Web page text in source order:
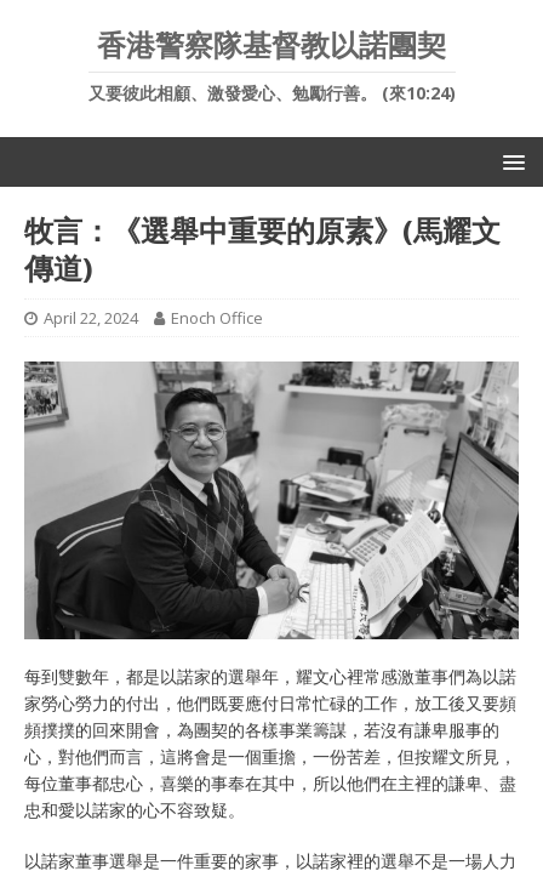
香港警察隊基督教以諾團契
又要彼此相顧、激發愛心、勉勵行善。 (來10:24)
牧言：《選舉中重要的原素》(馬耀文
傳道)
April 22, 2024 Enoch Office
每到雙數年，都是以諾家的選舉年，耀文心裡常感激董事們為以諾
家勞心勞力的付出，他們既要應付日常忙碌的工作，放工後又要頻
頻撲撲的回來開會，為團契的各樣事業籌謀，若沒有謙卑服事的
心，對他們而言，這將會是一個重擔，一份苦差，但按耀文所見，
每位董事都忠心，喜樂的事奉在其中，所以他們在主裡的謙卑、盡
忠和愛以諾家的心不容致疑。
以諾家董事選舉是一件重要的家事，以諾家裡的選舉不是一場人力